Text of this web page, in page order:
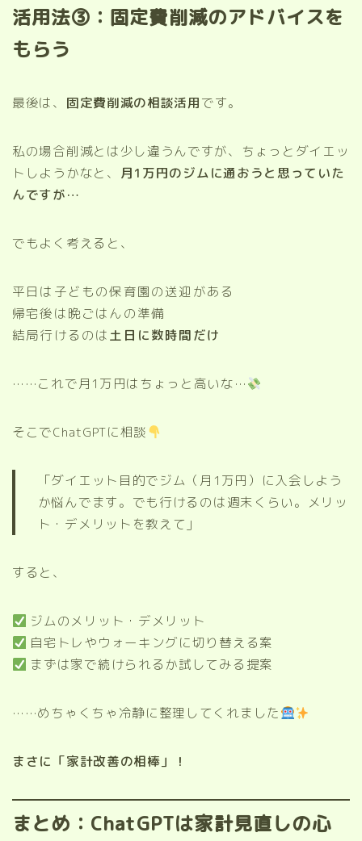
活用法③：固定費削減のアドバイスを
もらう
最後は、 固定費削減の相談活用です。
私の場合削減とは少し違うんですが、ちょっとダイエッ
トしようかなと、 月1万円のジムに通おうと思っていた
んですが…
でもよく考えると、
平日は子どもの保育園の送迎がある
帰宅後は晩ごはんの準備
結局行けるのは土日に数時間だけ
……これで月1万円はちょっと高いな…
そこでChatGPTに相談
「ダイエット目的でジム（月1万円）に入会しよう
か悩んでます。でも行けるのは週末くらい。メリッ
ト・デメリットを教えて」
すると、
ジムのメリット・デメリット
自宅トレやウォーキングに切り替える案
まずは家で続けられるか試してみる提案
……めちゃくちゃ冷静に整理してくれました
まさに「家計改善の相棒」！
まとめ：ChatGPTは家計見直しの心